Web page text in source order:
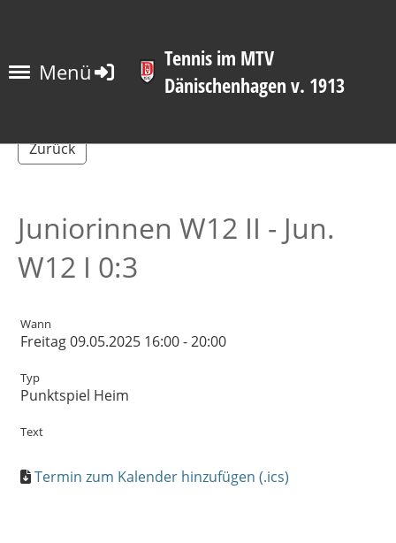
Menü
Tennis im MTV
Dänischenhagen v. 1913
Zurück
Juniorinnen W12 II - Jun.
W12 I 0:3
Wann
Freitag 09.05.2025 16:00 - 20:00
Typ
Punktspiel Heim
Text
Termin zum Kalender hinzufügen (.ics)